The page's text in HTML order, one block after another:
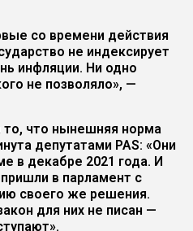
со времени действия
не индексирует
инфляции. Ни одно
не позволяло», —
то, что нынешняя норма
депутатами PAS: «Они
в декабре 2021 года. И
в парламент с
своего же решения.
для них не писан —